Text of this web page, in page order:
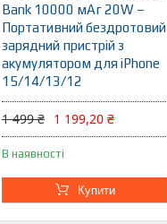
Bank 10000 мАг 20W –
Портативний бездротовий
зарядний пристрій з
акумулятором для iPhone
15/14/13/12
1 499 ₴ 1 199,20 ₴
В наявності
Купити